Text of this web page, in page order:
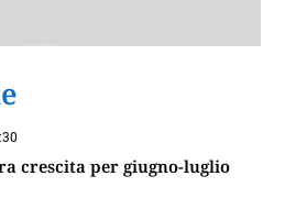
crescita per giugno-luglio